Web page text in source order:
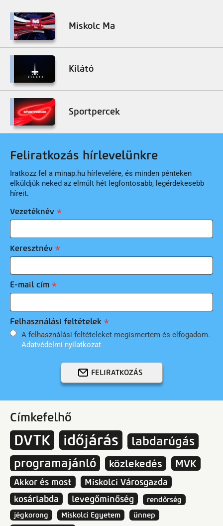
Miskolc Ma
Kilátó
Sportpercek
Feliratkozás hírlevelünkre
Iratkozz fel a minap.hu hírlevelére, és minden pénteken
elküldjük neked az elmúlt hét legfontosabb, legérdekesebb
híreit.
Vezetéknév
Keresztnév
E-mail cím
Felhasználási feltételek
A felhasználási feltételeket megismertem és elfogadom.
Adatvédelmi nyilatkozat
FELIRATKOZÁS
Címkefelhő
DVTK időjárás
labdarúgás
programajánló
közlekedés MVK
Akkor és most
Miskolci Városgazda
kosárlabda
levegőminőség
rendőrség
jégkorong
Miskolci Egyetem
ünnep